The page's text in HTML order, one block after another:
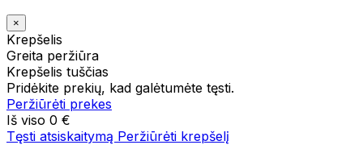
×
Krepšelis
Greita peržiūra
Krepšelis tuščias
Pridėkite prekių, kad galėtumėte tęsti.
Peržiūrėti prekes
Iš viso 0 €
Tęsti atsiskaitymą Peržiūrėti krepšelį